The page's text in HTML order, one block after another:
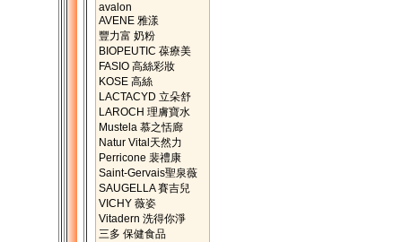
avalon
AVENE 雅漾
豐力富 奶粉
BIOPEUTIC 葆療美
FASIO 高絲彩妝
KOSE 高絲
LACTACYD 立朵舒
LAROCH 理膚寶水
Mustela 慕之恬廊
Natur Vital天然力
Perricone 裴禮康
Saint-Gervais聖泉薇
SAUGELLA 賽吉兒
VICHY 薇姿
Vitadern 洗得你淨
三多 保健食品